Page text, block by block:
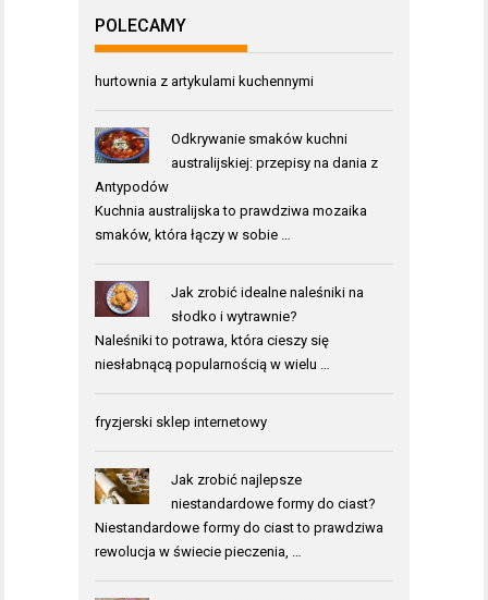
POLECAMY
hurtownia z artykulami kuchennymi
Odkrywanie smaków kuchni
australijskiej: przepisy na dania z
Antypodów
Kuchnia australijska to prawdziwa mozaika
smaków, która łączy w sobie …
Jak zrobić idealne naleśniki na
słodko i wytrawnie?
Naleśniki to potrawa, która cieszy się
niesłabnącą popularnością w wielu …
fryzjerski sklep internetowy
Jak zrobić najlepsze
niestandardowe formy do ciast?
Niestandardowe formy do ciast to prawdziwa
rewolucja w świecie pieczenia, …